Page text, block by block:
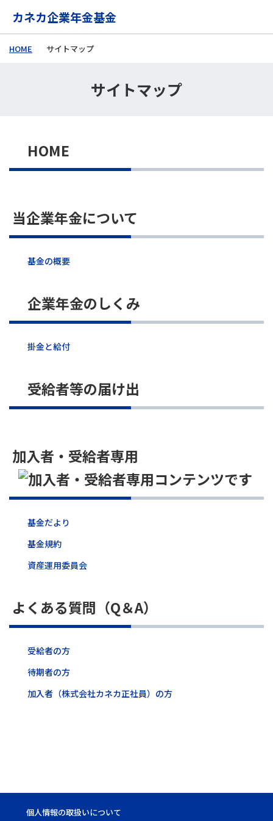
メインコンテンツに移動する
カネカ企業年金基金
HOME サイトマップ
サイトマップ
HOME
当企業年金について
基金の概要
企業年金のしくみ
掛金と給付
受給者等の届け出
加入者・受給者専用
基金だより
基金規約
資産運用委員会
よくある質問（Q＆A）
受給者の方
待期者の方
加入者（株式会社カネカ正社員）の方
個人情報の取扱いについて